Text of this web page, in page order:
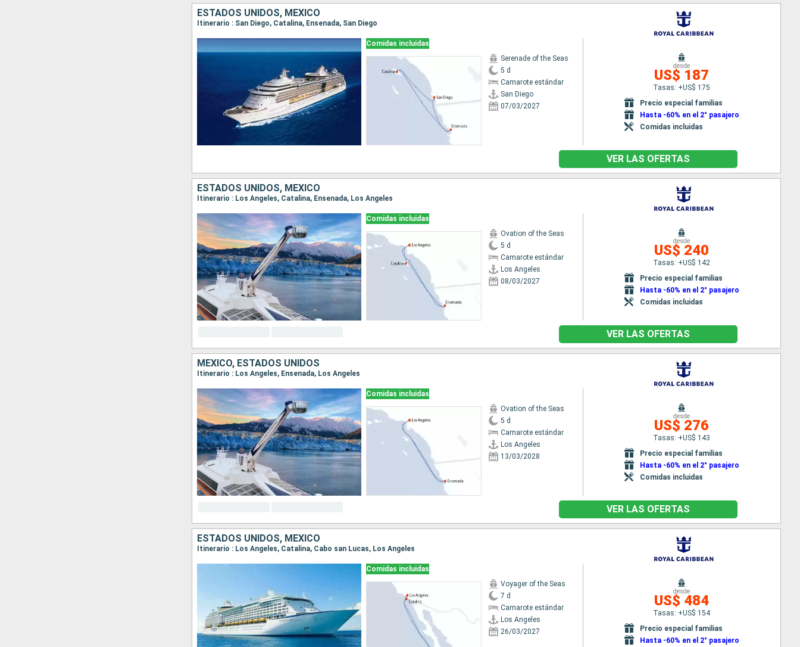
ESTADOS UNIDOS, MÉXICO
Itinerario : San Diego, Catalina, Ensenada, San Diego
Comidas incluidas
Serenade of the Seas
5 d
Camarote estándar
San Diego
07/03/2027
desde
US$ 187
Tasas: +US$ 175
Precio especial familias
Hasta -60% en el 2° pasajero
Comidas incluidas
VER LAS OFERTAS
ESTADOS UNIDOS, MÉXICO
Itinerario : Los Angeles, Catalina, Ensenada, Los Angeles
Comidas incluidas
Ovation of the Seas
5 d
Camarote estándar
Los Angeles
08/03/2027
desde
US$ 240
Tasas: +US$ 142
Precio especial familias
Hasta -60% en el 2° pasajero
Comidas incluidas
VER LAS OFERTAS
MÉXICO, ESTADOS UNIDOS
Itinerario : Los Angeles, Ensenada, Los Angeles
Comidas incluidas
Ovation of the Seas
5 d
Camarote estándar
Los Angeles
13/03/2028
desde
US$ 276
Tasas: +US$ 143
Precio especial familias
Hasta -60% en el 2° pasajero
Comidas incluidas
VER LAS OFERTAS
ESTADOS UNIDOS, MÉXICO
Itinerario : Los Angeles, Catalina, Cabo san Lucas, Los Angeles
Comidas incluidas
Voyager of the Seas
7 d
Camarote estándar
Los Angeles
26/03/2027
desde
US$ 484
Tasas: +US$ 154
Precio especial familias
Hasta -60% en el 2° pasajero